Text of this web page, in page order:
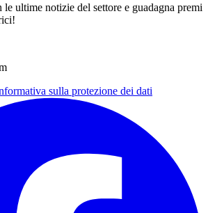
ultime notizie del settore e guadagna premi
sulla protezione dei dati